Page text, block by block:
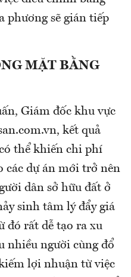
phương sẽ gián tiếp
MẶT BẰNG
Giám đốc khu vực
kết quả
thể khiến chi phí
các dự án mới trở nên
dân sở hữu đất ở
sinh tâm lý đẩy giá
đó rất dễ tạo ra xu
nhiều người cùng đổ
lợi nhuận từ việc